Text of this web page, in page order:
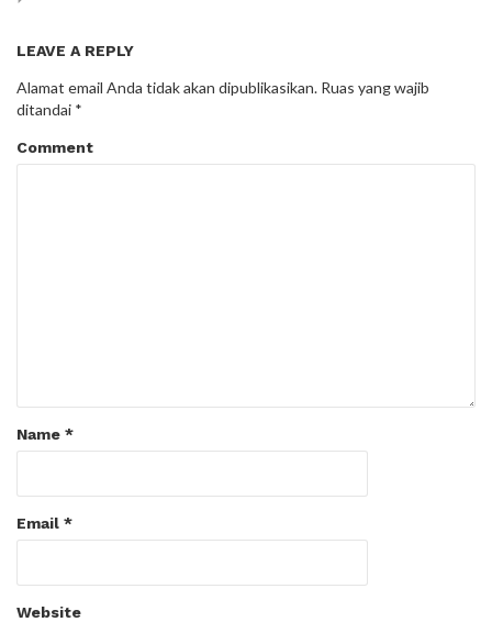
LEAVE A REPLY
Alamat email Anda tidak akan dipublikasikan. Ruas yang wajib
ditandai *
Comment
Name *
Email *
Website